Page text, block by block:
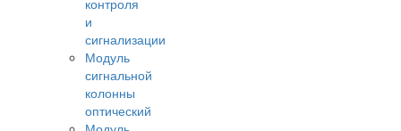
контроля
и
сигнализации
Модуль
сигнальной
колонны
оптический